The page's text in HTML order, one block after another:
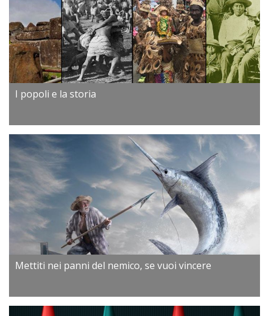
I popoli e la storia
Mettiti nei panni del nemico, se vuoi vincere